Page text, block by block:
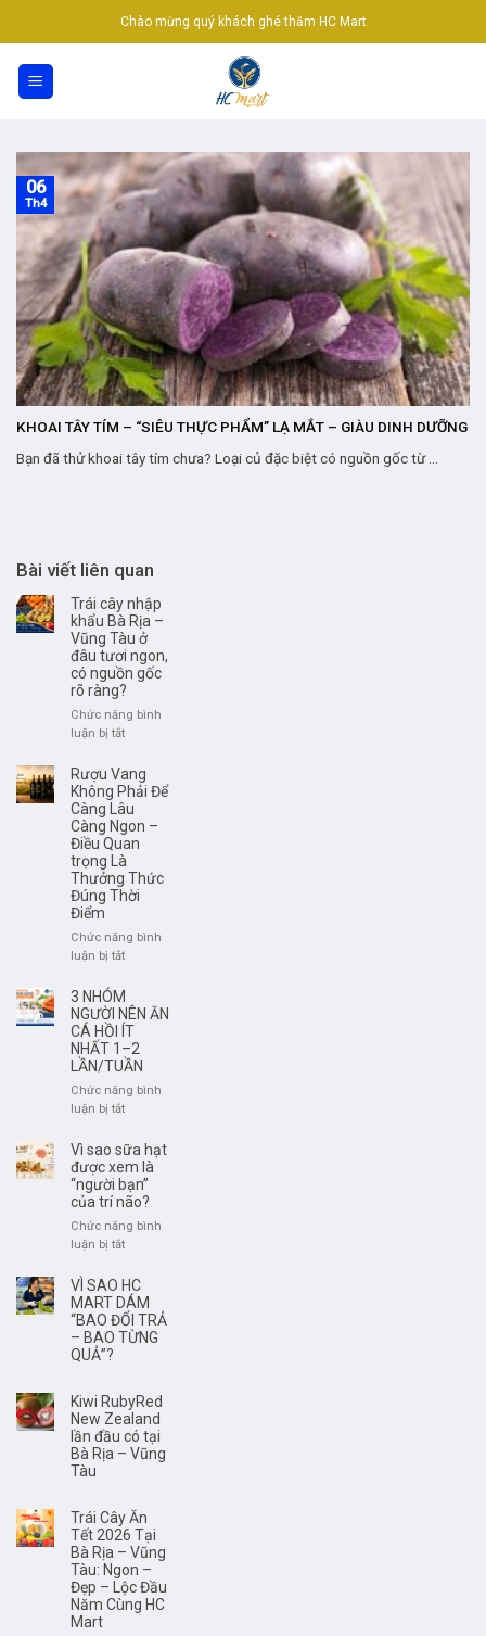
to
content
Chào mừng quý khách ghé thăm HC Mart
KHOAI TÂY TÍM – “SIÊU THỰC PHẨM” LẠ MẮT – GIÀU DINH DƯỠNG
Bạn đã thử khoai tây tím chưa? Loại củ đặc biệt có nguồn gốc từ ...
06
Th4
Bài viết liên quan
Trái cây nhập
khẩu Bà Rịa –
Vũng Tàu ở
đâu tươi ngon,
có nguồn gốc
rõ ràng?
Chức năng bình
luận bị tắtở
cây
nhập
khẩu
Bà
Rịa
–
Vũng
Tàu
đâu
tươi
có
nguồn
gốc
rõ
ràng?
Rượu Vang
Không Phải Để
Càng Lâu
Càng Ngon –
Điều Quan
trọng Là
Thưởng Thức
Đúng Thời
Điểm
Chức năng bình
luận bị tắtở
Vang
Không
Phải
Để
Càng
Lâu
Điều
Quan
trọng
Thưởng
Thức
Thời
Điểm
3 NHÓM
NGƯỜI NÊN ĂN
CÁ HỒI ÍT
NHẤT 1–2
LẦN/TUẦN
Chức năng bình
luận bị tắtở
NHÓM
NGƯỜI
NÊN
ĂN
CÁ
1–
2
LẦN/TUẦN
Vì sao sữa hạt
được xem là
“người bạn”
của trí não?
Chức năng bình
luận bị tắtở
sao
sữa
hạt
được
bạn”
của
trí
VÌ SAO HC
MART DÁM
“BAO ĐỔI TRẢ
– BAO TỪNG
QUẢ”?
Kiwi RubyRed
New Zealand
lần đầu có tại
Bà Rịa – Vũng
Tàu
Trái Cây Ăn
Tết 2026 Tại
Bà Rịa – Vũng
Tàu: Ngon –
Đẹp – Lộc Đầu
Năm Cùng HC
Mart